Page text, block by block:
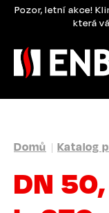
PřejítPozor, letní akce!
která
NAVIGACE
Domů Katalog
DN